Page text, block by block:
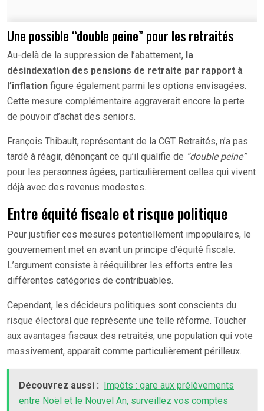
Une possible “double peine” pour les retraités
Au-delà de la suppression de l’abattement, la
désindexation des pensions de retraite par rapport à
l’inflation figure également parmi les options envisagées.
Cette mesure complémentaire aggraverait encore la perte
de pouvoir d’achat des seniors.
François Thibault, représentant de la CGT Retraités, n’a pas
tardé à réagir, dénonçant ce qu’il qualifie de “double peine”
pour les personnes âgées, particulièrement celles qui vivent
déjà avec des revenus modestes.
Entre équité fiscale et risque politique
Pour justifier ces mesures potentiellement impopulaires, le
gouvernement met en avant un principe d’équité fiscale.
L’argument consiste à rééquilibrer les efforts entre les
différentes catégories de contribuables.
Cependant, les décideurs politiques sont conscients du
risque électoral que représente une telle réforme. Toucher
aux avantages fiscaux des retraités, une population qui vote
massivement, apparaît comme particulièrement périlleux.
Découvrez aussi : Impôts : gare aux prélèvements
entre Noël et le Nouvel An, surveillez vos comptes